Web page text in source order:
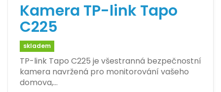
Kamera TP-link Tapo
C225
skladem
TP-link Tapo C225 je všestranná bezpečnostní
kamera navržená pro monitorování vašeho
domova,…